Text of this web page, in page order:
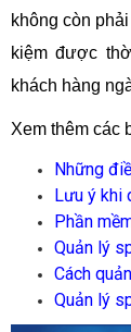
không còn
kiệm được
khách hàng
Xem thêm các
Những
Lưu ý khi
Phần
Quản lý
Cách
Quản lý